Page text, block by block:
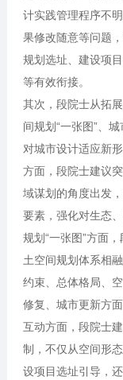
计实践管理程序不
果修改随意等问题
规划选址、建设项
等有效衔接。
其次，段院士从拓
间规划“一张图”、
对城市设计适应新
方面，段院士建议
域谋划的角度出发
要素，强化对生态
规划“一张图”方面
土空间规划体系相
约束、总体格局、
修复、城市更新方
互动方面，段院士
制，不仅从空间形
设项目选址引导，